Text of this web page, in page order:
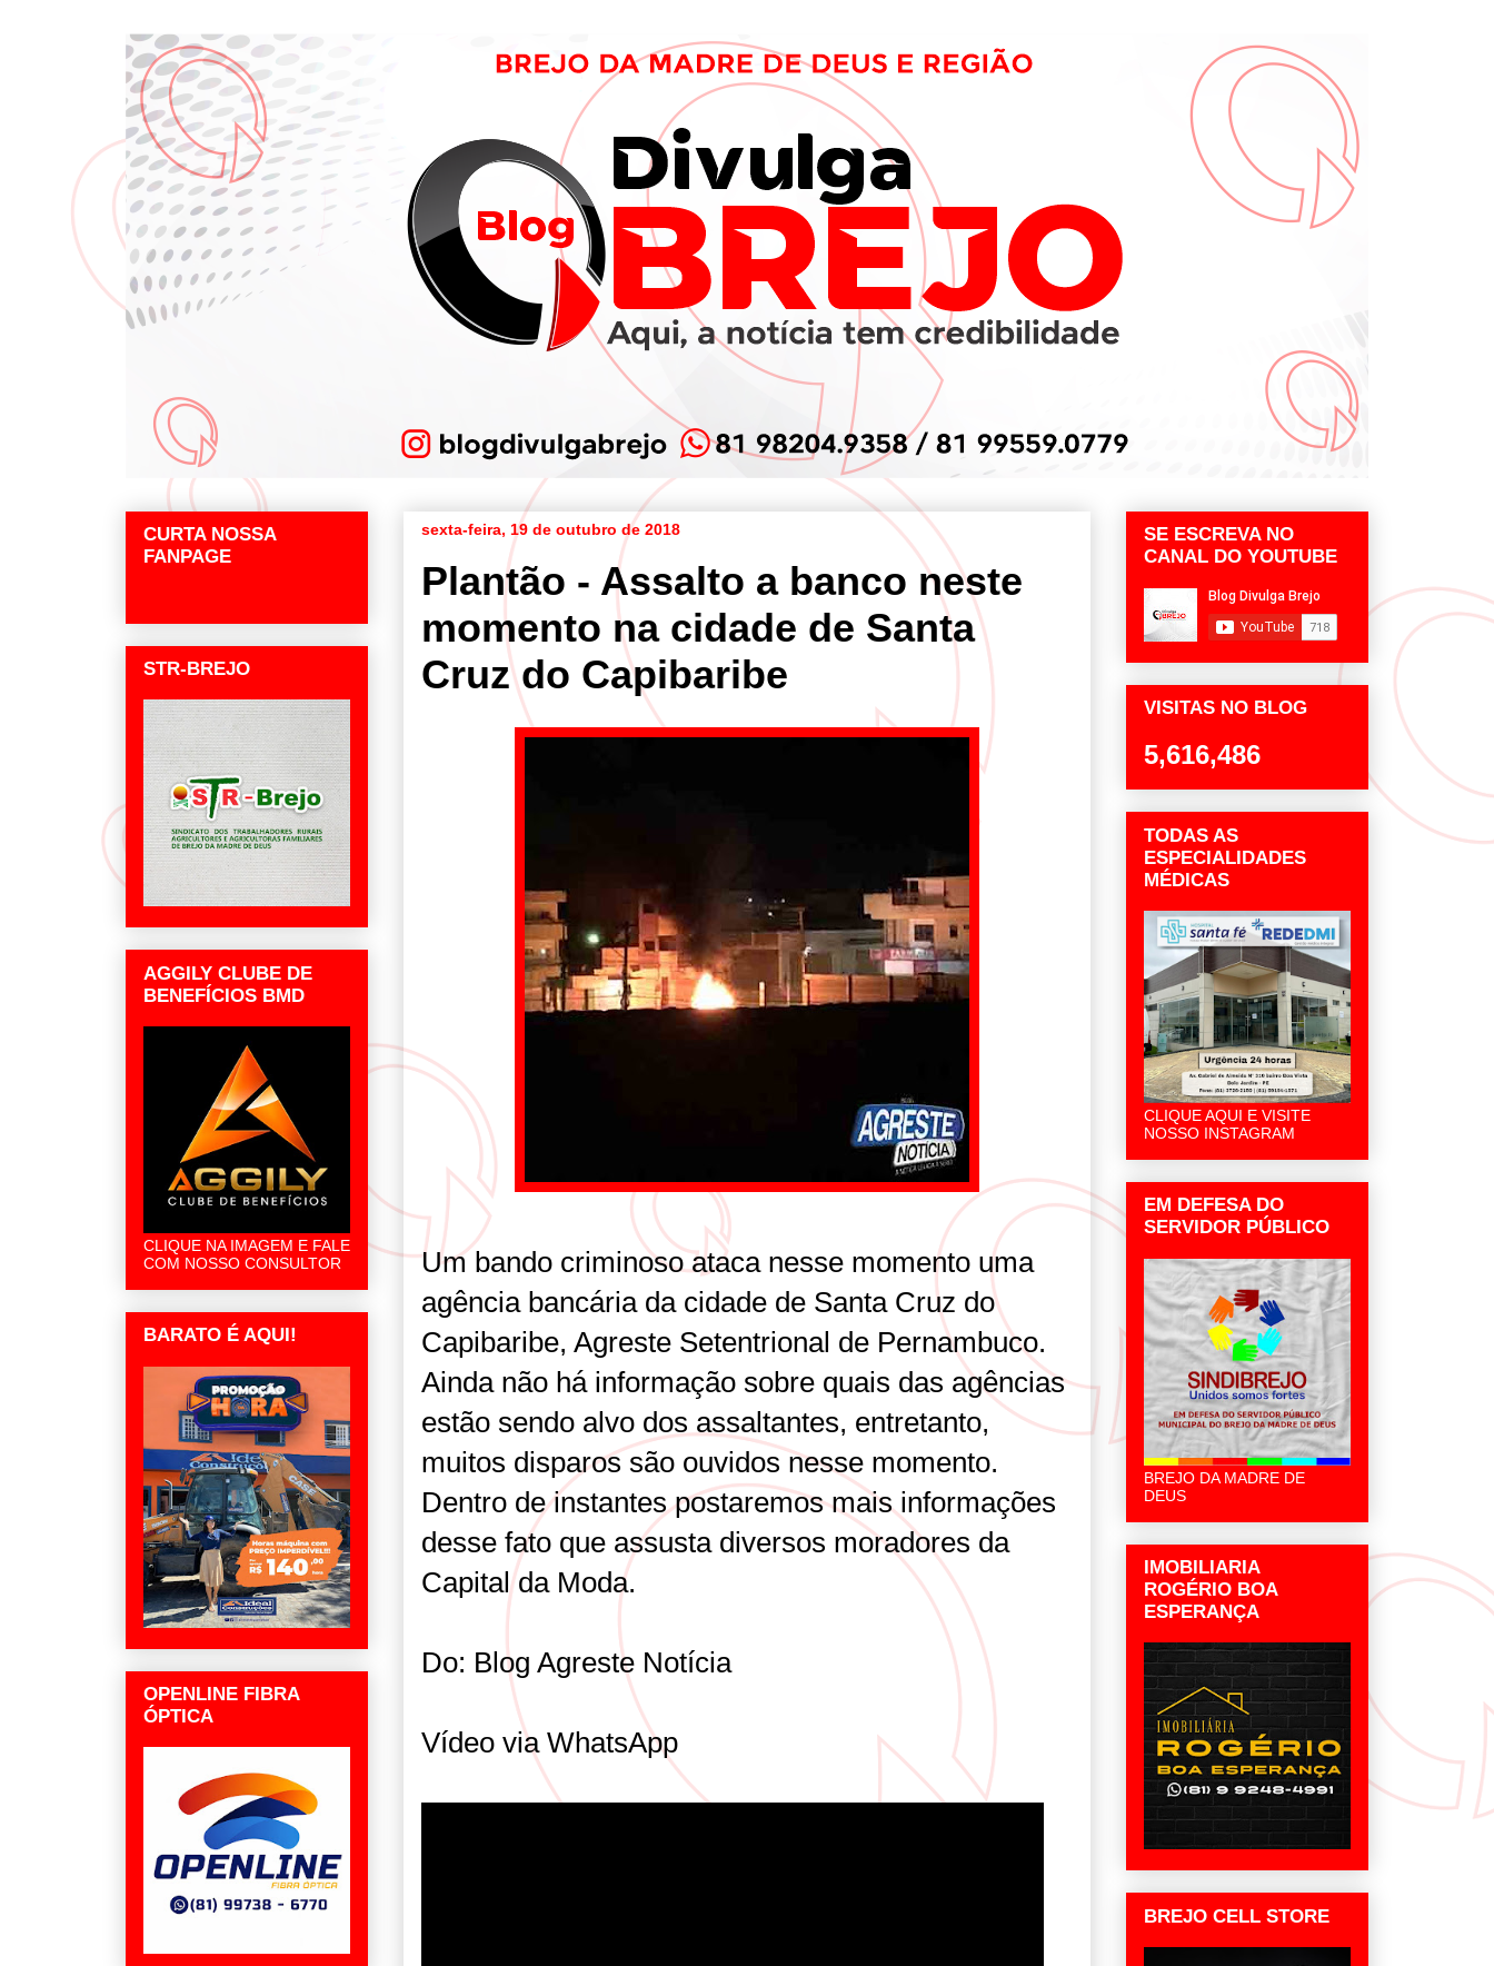
sexta-feira, 19 de outubro de 2018
Plantão - Assalto a banco neste
momento na cidade de Santa
Cruz do Capibaribe
Um bando criminoso ataca nesse momento uma
agência bancária da cidade de Santa Cruz do
Capibaribe, Agreste Setentrional de Pernambuco.
Ainda não há informação sobre quais das agências
estão sendo alvo dos assaltantes, entretanto,
muitos disparos são ouvidos nesse momento.
Dentro de instantes postaremos mais informações
desse fato que assusta diversos moradores da
Capital da Moda.
Do: Blog Agreste Notícia
Vídeo via WhatsApp
CURTA NOSSA
FANPAGE
STR-BREJO
AGGILY CLUBE DE
BENEFÍCIOS BMD
CLIQUE NA IMAGEM E FALE
COM NOSSO CONSULTOR
BARATO É AQUI!
OPENLINE FIBRA
ÓPTICA
SE ESCREVA NO
CANAL DO YOUTUBE
VISITAS NO BLOG
5,616,486
TODAS AS
ESPECIALIDADES
MÉDICAS
CLIQUE AQUI E VISITE
NOSSO INSTAGRAM
EM DEFESA DO
SERVIDOR PÚBLICO
BREJO DA MADRE DE
DEUS
IMOBILIARIA
ROGÉRIO BOA
ESPERANÇA
BREJO CELL STORE